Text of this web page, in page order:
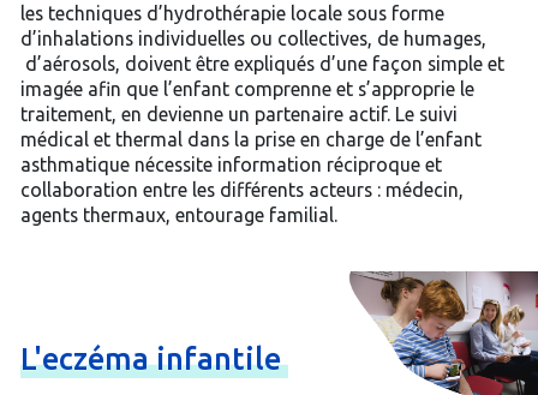
les techniques d’hydrothérapie locale sous forme
d’inhalations individuelles ou collectives, de humages,
d’aérosols, doivent être expliqués d’une façon simple et
imagée afin que l’enfant comprenne et s’approprie le
traitement, en devienne un partenaire actif. Le suivi
médical et thermal dans la prise en charge de l’enfant
asthmatique nécessite information réciproque et
collaboration entre les différents acteurs : médecin,
agents thermaux, entourage familial.
L'eczémainfantile